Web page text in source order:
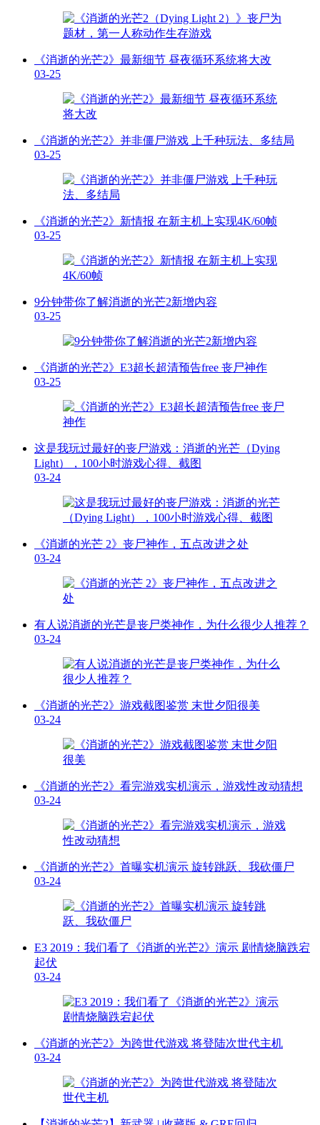
《消逝的光芒2》最新细节 昼夜循环系统将大改
03-25
《消逝的光芒2》并非僵尸游戏 上千种玩法、多结局
03-25
《消逝的光芒2》新情报 在新主机上实现4K/60帧
03-25
9分钟带你了解消逝的光芒2新增内容
03-25
《消逝的光芒2》E3超长超清预告free 丧尸神作
03-25
这是我玩过最好的丧尸游戏：消逝的光芒（Dying
Light），100小时游戏心得、截图
03-24
《消逝的光芒 2》丧尸神作，五点改进之处
03-24
有人说消逝的光芒是丧尸类神作，为什么很少人推荐？
03-24
《消逝的光芒2》游戏截图鉴赏 末世夕阳很美
03-24
《消逝的光芒2》看完游戏实机演示，游戏性改动猜想
03-24
《消逝的光芒2》首曝实机演示 旋转跳跃、我砍僵尸
03-24
E3 2019：我们看了《消逝的光芒2》演示 剧情烧脑跌宕
起伏
03-24
《消逝的光芒2》为跨世代游戏 将登陆次世代主机
03-24